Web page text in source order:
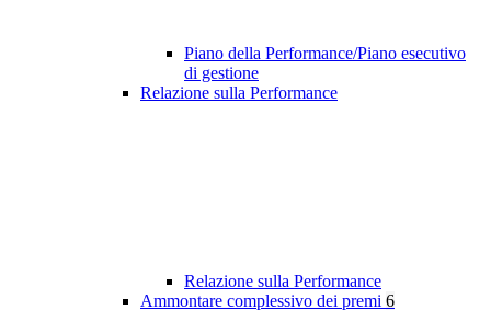
Piano della Performance/Piano esecutivo
di gestione
Relazione sulla Performance
Relazione sulla Performance
Ammontare complessivo dei premi 6